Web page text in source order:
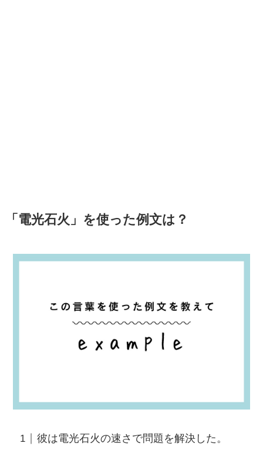
「電光石火」を使った例文は？
彼は電光石火の速さで問題を解決した。